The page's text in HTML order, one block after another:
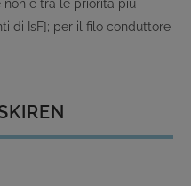
è tra le priorità più
di IsF]; per il filo conduttore